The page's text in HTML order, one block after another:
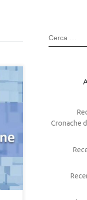
Cronache